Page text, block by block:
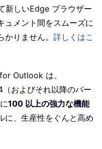
新しいEdge ブラウザー
ュメント間をスムーズに
りません。 詳しくはこ
Outlook は、
およびそれ以降のバー
100 以上の強力な機能
に、生産性をぐんと高め